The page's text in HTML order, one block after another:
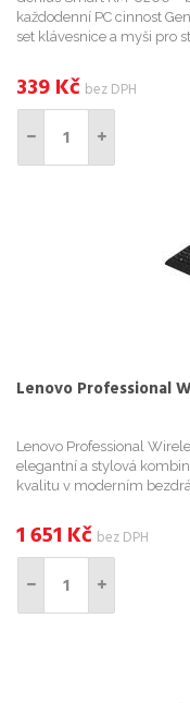
každodenní PC cinnost
set klávesnice a myši pro
339Kč bez DPH
Lenovo Professional
Lenovo Professional
elegantní a stylová
kvalitu v moderním
1 651 Kč bez DPH